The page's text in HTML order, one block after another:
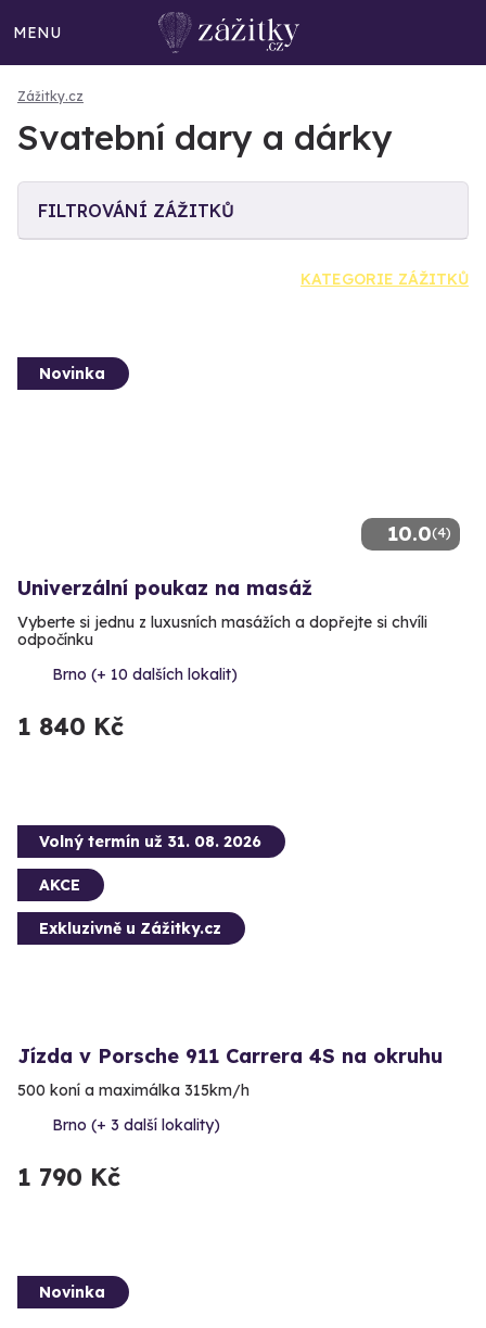
MENU
Zážitky.cz
Svatební dary a dárky
FILTROVÁNÍ ZÁŽITKŮ
KATEGORIE ZÁŽITKŮ
10.0(4)
Novinka
Univerzální poukaz na masáž
Vyberte si jednu z luxusních masážích a dopřejte si chvíli
odpočínku
Brno (+ 10 dalších lokalit)
1 840 Kč
Volný termín už 31. 08. 2026
AKCE
Exkluzivně u Zážitky.cz
Jízda v Porsche 911 Carrera 4S na okruhu
500 koní a maximálka 315km/h
Brno (+ 3 další lokality)
1 790 Kč
Novinka